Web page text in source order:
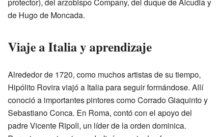
de Hugo de Moncada.
Viaje a Italia y aprendizaje
Alrededor de 1720, como muchos artistas de su tiempo,
Hipólito Rovira viajó a Italia para seguir formándose. Allí
conoció a importantes pintores como Corrado Giaquinto y
Sebastiano Conca. En Roma, contó con el apoyo del
padre Vicente Ripoll, un líder de la orden dominica.